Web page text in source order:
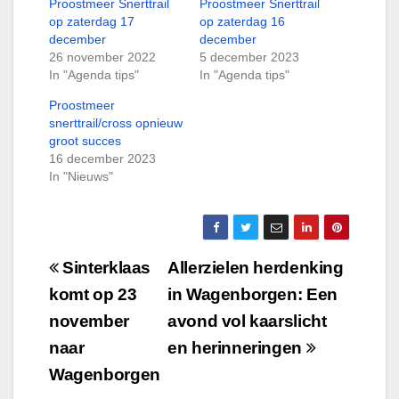
Proostmeer Snerttrail
op zaterdag 17
december
26 november 2022
In "Agenda tips"
Proostmeer Snerttrail
op zaterdag 16
december
5 december 2023
In "Agenda tips"
Proostmeer
snerttrail/cross opnieuw
groot succes
16 december 2023
In "Nieuws"
Bericht
navigatie
Allerzielen herdenking
in Wagenborgen: Een
avond vol kaarslicht
en herinneringen
Sinterklaas
komt op 23
november
naar
Wagenborgen